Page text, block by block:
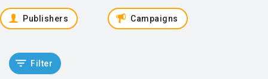
Publishers Campaigns
Filter